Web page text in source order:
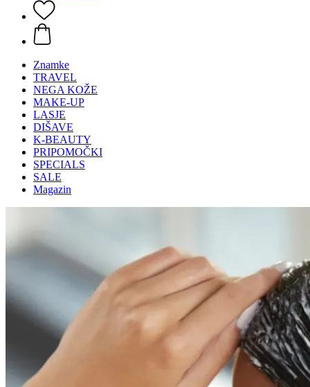
Znamke
TRAVEL
NEGA KOŽE
MAKE-UP
LASJE
DIŠAVE
K-BEAUTY
PRIPOMOČKI
SPECIALS
SALE
Magazin